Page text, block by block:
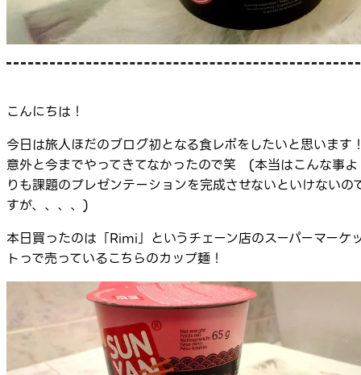
こんにちは！
今日は旅人ほだのブログ初となる食レポをしたいと思います
意外と今までやってきてなかったので笑 (本当はこんな事よ
りも課題のプレゼンテーションを完成させないといけないの
すが、、、、)
本日買ったのは「Rimi」というチェーン店のスーパーマーケ
トっで売っているこちらのカップ麺！